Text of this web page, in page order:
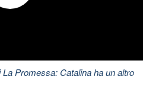
Promessa: Catalina ha un altro